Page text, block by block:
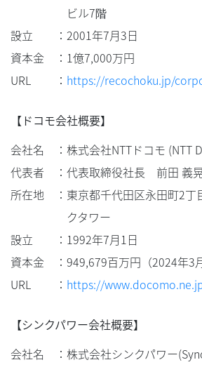
ビル7階
設立
： 2001年7月3日
資本金
： 1億7,000万円
URL
： https://recochoku.jp/
【ドコモ会社概要】
会社名
： 株式会社NTTドコモ (NTT
代表者
： 代表取締役社長 前田 義
所在地
： 東京都千代田区永田町2丁
クタワー
設立
： 1992年7月1日
資本金
： 949,679百万円（2024年3
URL
： https://
【シンクパワー会社概要】
会社名
： 株式会社シンクパワー